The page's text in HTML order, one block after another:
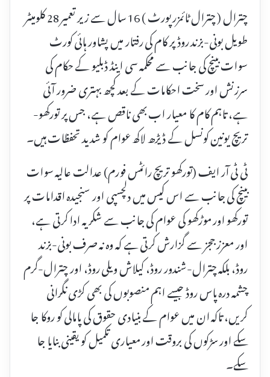
چترال ( چترال ٹائمزرپورٹ ) 16 سال سے زیر تعمیر 28 کلومیٹر
طویل بونی-بزند روڈ پر کام کی رفتار میں پشاور ہائی کورٹ
سوات بینچ کی جانب سے محکمہ سی اینڈ ڈبلیو کے حکام کی
سرزنش اور سخت احکامات کے بعد کچھ بہتری ضرور آئی
ہے، تاہم کام کا معیار اب بھی ناقص ہے، جس پر تورکھو-
تریچ یونین کونسل کے ڈیڑھ لاکھ عوام کو شدید تحفظات ہیں۔
ٹی ٹی آر ایف (تورکھو تریچ رائٹس فورم) عدالت عالیہ سوات
بینچ کی جانب سے اس کیس میں دلچسپی اور سنجیدہ اقدامات پر
تورکھو اور موڑکھو کی عوام کی جانب سے شکریہ ادا کرتی ہے،
اور معزز ججز سے گزارش کرتی ہے کہ وہ نہ صرف بونی-بزند
روڈ، بلکہ چترال-شندور روڈ، کیلاش ویلی روڈ، اور چترال-گرم
چشمہ درہ پاس روڈ جیسے اہم منصوبوں کی بھی کڑی نگرانی
کریں، تاکہ ان میں عوام کے بنیادی حقوق کی پامالی کو روکا جا
سکے اور سڑکوں کی بروقت اور معیاری تکمیل کو یقینی بنایا جا
سکے۔